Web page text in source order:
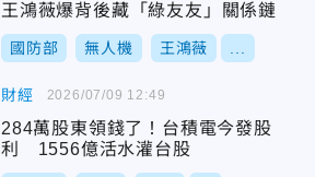
王鴻薇爆背後藏「綠友友」關係鏈
國防部 無人機 王鴻薇
財經
284萬股東領錢了！台積電今發股
利 1556億活水灌台股
2026/07/09 12:49